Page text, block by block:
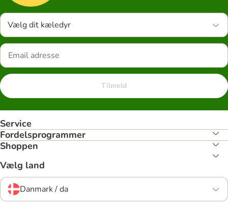
Vælg dit kæledyr
Tilmeld
Service
Fordelsprogrammer
Shoppen
Vælg land
Danmark / da